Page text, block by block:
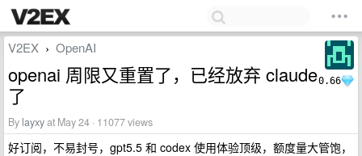
0.66
V2EX › OpenAI
openai 周限又重置了，已经放弃 claude
了
By layxyat May 24 · 11077 views
好订阅，不易封号，gpt5.5 和 codex 使用体验顶级，额度量大管饱，